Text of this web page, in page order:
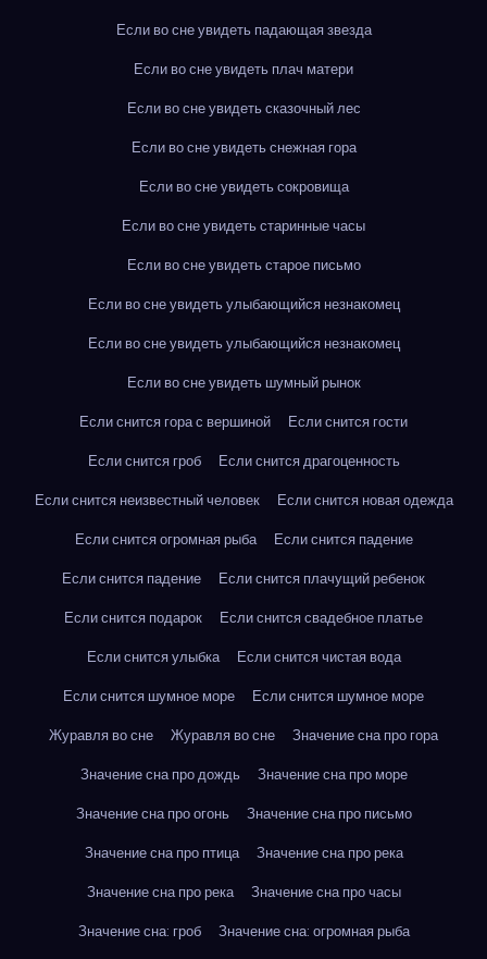
Если во сне увидеть падающая звезда
Если во сне увидеть плач матери
Если во сне увидеть сказочный лес
Если во сне увидеть снежная гора
Если во сне увидеть сокровища
Если во сне увидеть старинные часы
Если во сне увидеть старое письмо
Если во сне увидеть улыбающийся незнакомец
Если во сне увидеть улыбающийся незнакомец
Если во сне увидеть шумный рынок
Если снится гора с вершиной
Если снится гости
Если снится гроб
Если снится драгоценность
Если снится неизвестный человек
Если снится новая одежда
Если снится огромная рыба
Если снится падение
Если снится падение
Если снится плачущий ребенок
Если снится подарок
Если снится свадебное платье
Если снится улыбка
Если снится чистая вода
Если снится шумное море
Если снится шумное море
Журавля во сне
Журавля во сне
Значение сна про гора
Значение сна про дождь
Значение сна про море
Значение сна про огонь
Значение сна про письмо
Значение сна про птица
Значение сна про река
Значение сна про река
Значение сна про часы
Значение сна: гроб
Значение сна: огромная рыба